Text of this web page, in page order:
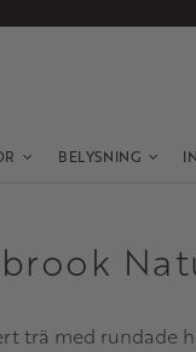
BELYSNING
trä med rundade